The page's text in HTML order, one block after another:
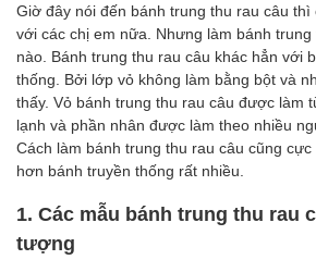
Giờ đây nói đến bánh trung thu rau câu
với các chị em nữa. Nhưng làm bánh
nào. Bánh trung thu rau câu khác hẳn với
thống. Bởi lớp vỏ không làm bằng bột và
thấy. Vỏ bánh trung thu rau câu được làm
lạnh và phần nhân được làm theo nhiều
Cách làm bánh trung thu rau câu cũng
hơn bánh truyền thống rất nhiều.
1. Các mẫu bánh trung thu rau
tượng